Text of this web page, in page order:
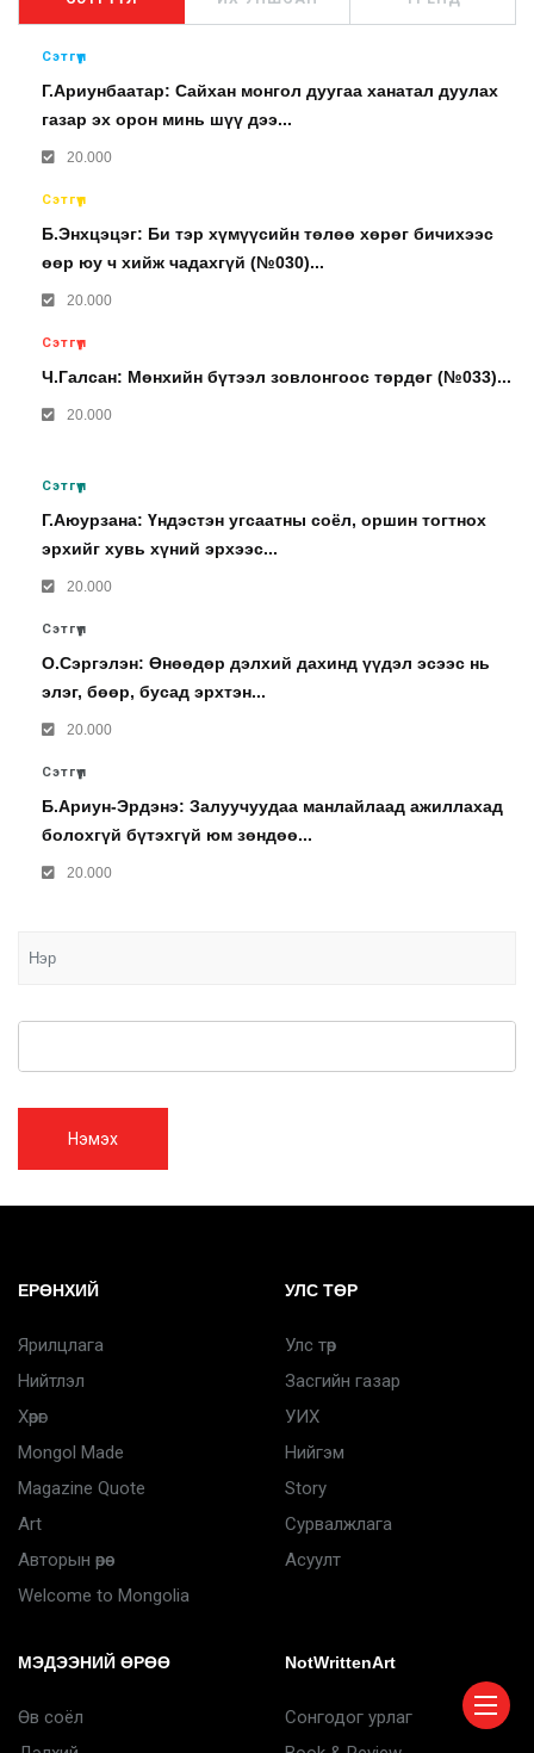
Сэтгүүл
Г.Ариунбаатар: Сайхан монгол дуугаа ханатал дуулах
газар эх орон минь шүү дээ...
20.000
Сэтгүүл
Б.Энхцэцэг: Би тэр хүмүүсийн төлөө хөрөг бичихээс
өөр юу ч хийж чадахгүй (№030)...
20.000
Сэтгүүл
Ч.Галсан: Мөнхийн бүтээл зовлонгоос төрдөг (№033)...
20.000
Сэтгүүл
Г.Аюурзана: Үндэстэн угсаатны соёл, оршин тогтнох
эрхийг хувь хүний эрхээс...
20.000
Сэтгүүл
О.Сэргэлэн: Өнөөдөр дэлхий дахинд үүдэл эсээс нь
элэг, бөөр, бусад эрхтэн...
20.000
Сэтгүүл
Б.Ариун-Эрдэнэ: Залуучуудаа манлайлаад ажиллахад
болохгүй бүтэхгүй юм зөндөө...
20.000
Нэмэх
ЕРӨНХИЙ
Ярилцлага
Нийтлэл
Хөрөг
Mongol Made
Magazine Quote
Art
Авторын өрөө
Welcome to Mongolia
УЛС ТӨР
Улс төр
Засгийн газар
УИХ
Нийгэм
Story
Сурвалжлага
Асуулт
МЭДЭЭНИЙ ӨРӨӨ
Өв соёл
NotWrittenArt
Сонгодог урлаг